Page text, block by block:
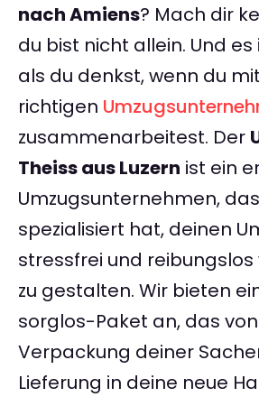
nach Amiens? Mach dir
du bist nicht allein. Und
als du denkst, wenn du
richtigen
zusammenarbeitest. Der
Theiss aus Luzern ist ein
Umzugsunternehmen,
spezialisiert hat, deinen
stressfrei und
zu gestalten. Wir bieten
sorglos-Paket an, das
Verpackung deiner
Lieferung in deine neue